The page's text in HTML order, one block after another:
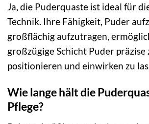
Ja, die Puderquaste ist ideal für
Technik. Ihre Fähigkeit, Puder
großflächig aufzutragen,
großzügige Schicht Puder präzise
positionieren und einwirken zu
Wie lange hält die
Pflege?